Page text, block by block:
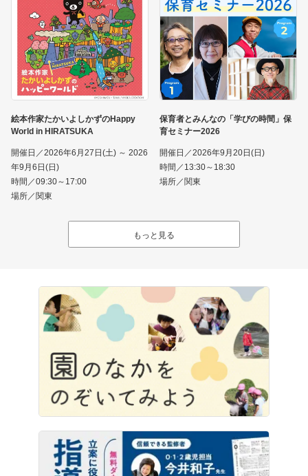
絵本作家たかいよしかずのHappy
World in HIRATSUKA
開催日／2026年6月27日(土) ～ 2026
年9月6日(日)
時間／09:30～17:00
場所／関東
保育者とみんなの「学びの時間」保
育セミナー2026
開催日／2026年9月20日(日)
時間／13:30～18:30
場所／関東
もっと見る